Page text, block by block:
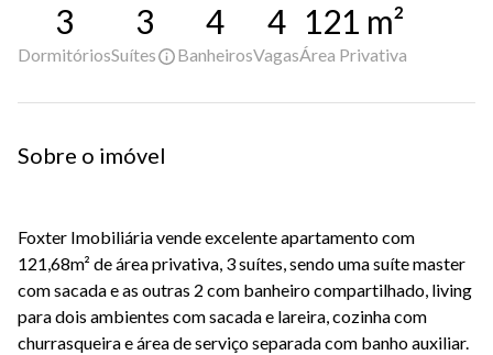
3
Dormitórios
3
Suítes
4
Banheiros
4
Vagas
121 m²
Área Privativa
Sobre o imóvel
Foxter Imobiliária vende excelente apartamento com
121,68m² de área privativa, 3 suítes, sendo uma suíte master
com sacada e as outras 2 com banheiro compartilhado, living
para dois ambientes com sacada e lareira, cozinha com
churrasqueira e área de serviço separada com banho auxiliar.